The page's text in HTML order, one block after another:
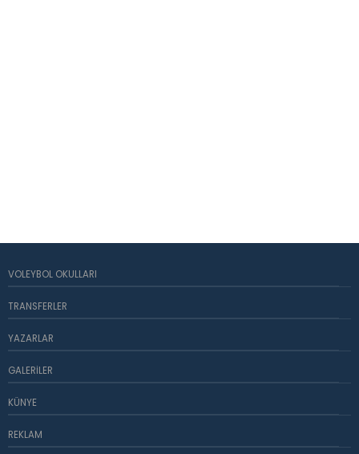
VOLEYBOL OKULLARI
TRANSFERLER
YAZARLAR
GALERILER
KÜNYE
REKLAM